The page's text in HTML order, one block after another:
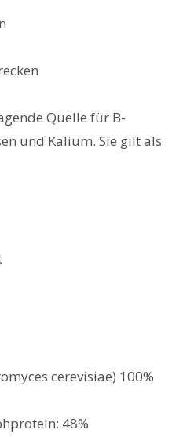
Quelle für B-
und Kalium. Sie gilt als
cerevisiae) 100%
48%